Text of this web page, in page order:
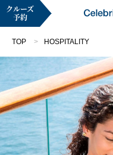
マイページ
クルーズ検索
クルーズ
予約
TOP HOSPITALITY